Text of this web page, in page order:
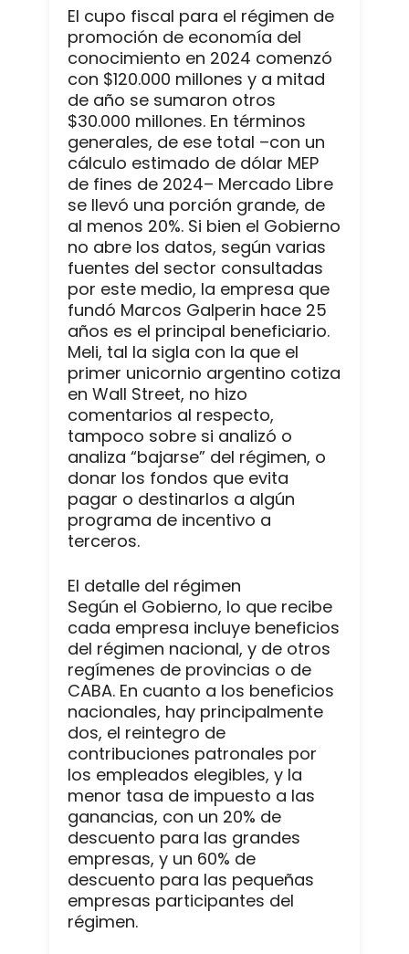
El cupo fiscal para el régimen de
promoción de economía del
conocimiento en 2024 comenzó
con $120.000 millones y a mitad
de año se sumaron otros
$30.000 millones. En términos
generales, de ese total –con un
cálculo estimado de dólar MEP
de fines de 2024– Mercado Libre
se llevó una porción grande, de
al menos 20%. Si bien el Gobierno
no abre los datos, según varias
fuentes del sector consultadas
por este medio, la empresa que
fundó Marcos Galperin hace 25
años es el principal beneficiario.
Meli, tal la sigla con la que el
primer unicornio argentino cotiza
en Wall Street, no hizo
comentarios al respecto,
tampoco sobre si analizó o
analiza “bajarse” del régimen, o
donar los fondos que evita
pagar o destinarlos a algún
programa de incentivo a
terceros.
El detalle del régimen
Según el Gobierno, lo que recibe
cada empresa incluye beneficios
del régimen nacional, y de otros
regímenes de provincias o de
CABA. En cuanto a los beneficios
nacionales, hay principalmente
dos, el reintegro de
contribuciones patronales por
los empleados elegibles, y la
menor tasa de impuesto a las
ganancias, con un 20% de
descuento para las grandes
empresas, y un 60% de
descuento para las pequeñas
empresas participantes del
régimen.